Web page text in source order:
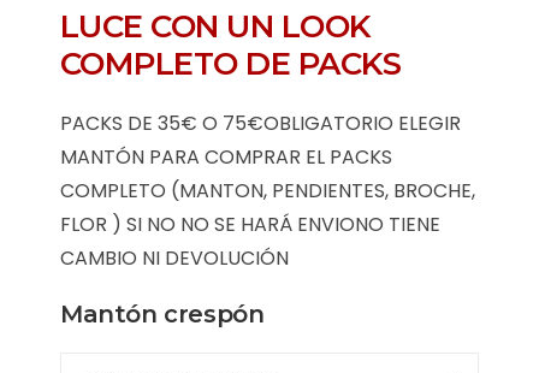
LUCE CON UN LOOK
COMPLETO DE PACKS
PACKS DE 35€ O 75€OBLIGATORIO ELEGIR
MANTÓN PARA COMPRAR EL PACKS
COMPLETO (MANTON, PENDIENTES, BROCHE,
FLOR ) SI NO NO SE HARÁ ENVIONO TIENE
CAMBIO NI DEVOLUCIÓN
Mantón crespón